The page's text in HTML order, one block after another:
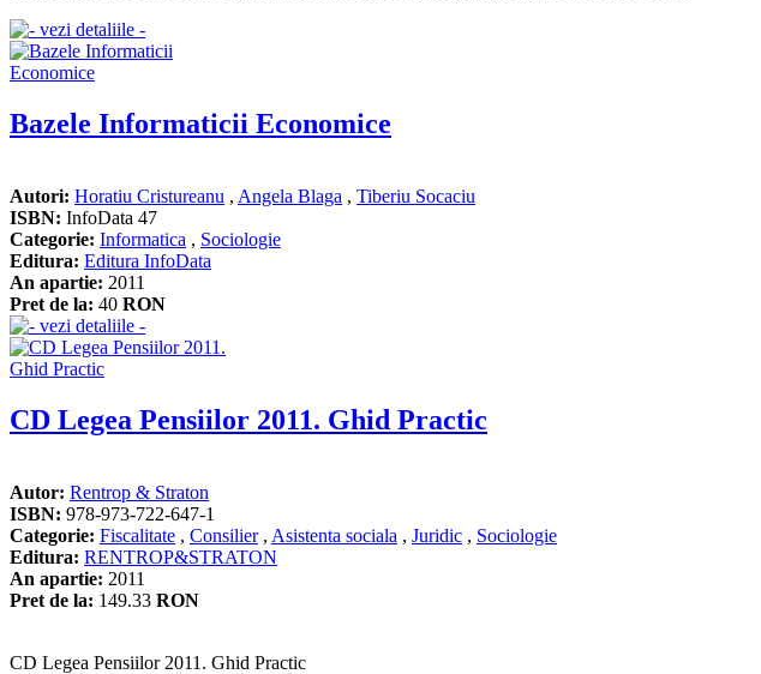
Bazele Informaticii Economice
Autori: Horatiu Cristureanu , Angela Blaga , Tiberiu Socaciu
ISBN: InfoData 47
Categorie: Informatica , Sociologie
Editura: Editura InfoData
An apartie: 2011
Pret de la: 40 RON
CD Legea Pensiilor 2011. Ghid Practic
Autor: Rentrop & Straton
ISBN: 978-973-722-647-1
Categorie: Fiscalitate , Consilier, Asistenta sociala , Juridic , Sociologie
Editura: RENTROP&STRATON
An apartie: 2011
Pret de la: 149.33 RON
CD Legea Pensiilor 2011. Ghid Practic